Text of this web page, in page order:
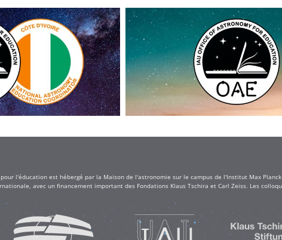
l'éducation est hébergé par la Maison de l'astronomie sur le campus de l'Institut Max
avec un financement important des Fondations Klaus Tschira et Carl Zeiss. Les